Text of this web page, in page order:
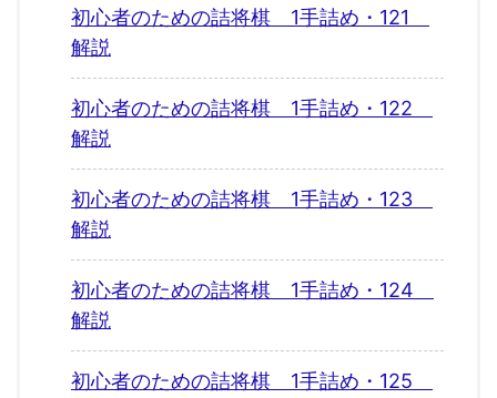
初心者のための詰将棋 1手詰め・121
解説
初心者のための詰将棋 1手詰め・122
解説
初心者のための詰将棋 1手詰め・123
解説
初心者のための詰将棋 1手詰め・124
解説
初心者のための詰将棋 1手詰め・125